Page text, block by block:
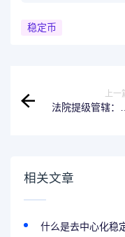
稳定币
上一
法院提级管辖：多
相关文章
什么是去中心化稳